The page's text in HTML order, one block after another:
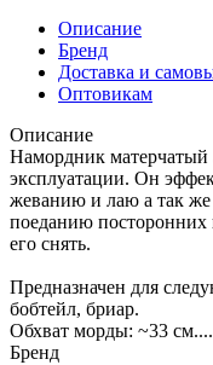
Описание
Бренд
Доставка и
Оптовикам
Описание
Намордник матерчатый
эксплуатации. Он
жеванию и лаю а так же
поеданию посторонних
его снять.
Предназначен для
бобтейл, бриар.
Обхват морды: ~33
Бренд